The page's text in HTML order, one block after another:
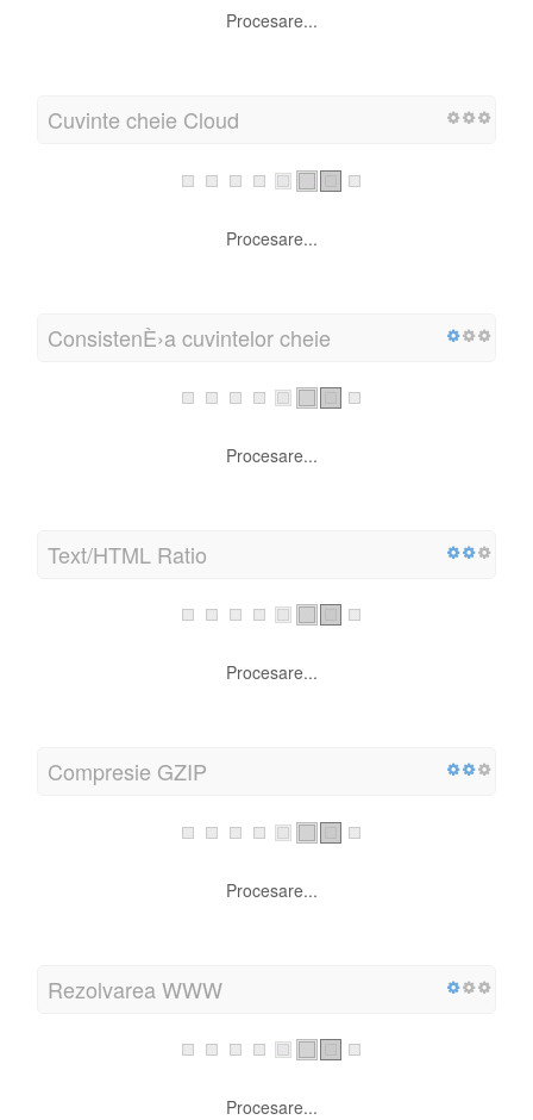
Procesare...
Cuvinte cheie Cloud
Procesare...
ConsistenÈ›a cuvintelor cheie
Procesare...
Text/HTML Ratio
Procesare...
Compresie GZIP
Procesare...
Rezolvarea WWW
Procesare...